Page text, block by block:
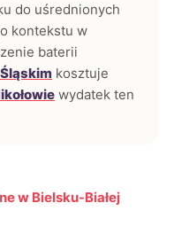
do uśrednionych
kontekstu w
baterii
kosztuje
wydatek ten
w Bielsku-Białej